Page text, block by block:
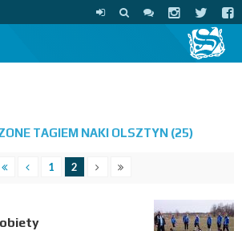
TAGIEM NAKI OLSZTYN (25)
1 2